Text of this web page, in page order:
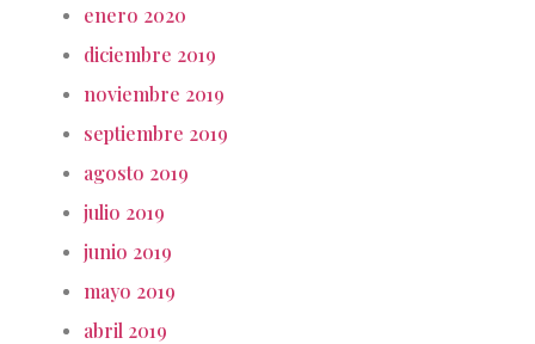
enero 2020
diciembre 2019
noviembre 2019
septiembre 2019
agosto 2019
julio 2019
junio 2019
mayo 2019
abril 2019